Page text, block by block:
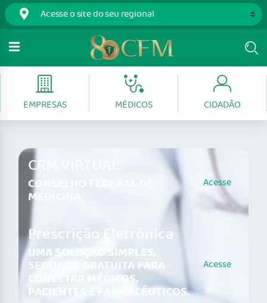
EMPRESAS MÉDICOS CIDADÃO
CRM VIRTUAL
CONSELHO FEDERAL DE
MEDICINA
Acesse
Prescrição Eletrônica
UMA SOLUÇÃO SIMPLES,
SEGURA E GRATUITA PARA
CONECTAR MÉDICOS,
PACIENTES E FARMACÊUTICOS.
Acesse